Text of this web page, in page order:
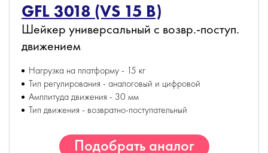
GFL 3018 (VS 15 B)
Шейкер универсальный с возвр.-поступ.
движением
Нагрузка на платформу - 15 кг
Тип регулирования - аналоговый и цифровой
Амплитуда движения - 30 мм
Тип движения - возвратно-поступательный
Подобрать аналог